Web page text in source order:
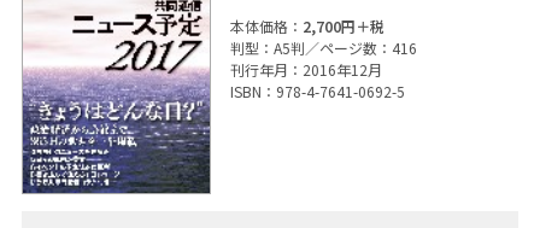
本体価格： 2,700円＋税
判型：A5判／ページ数：416
刊行年月：2016年12月
ISBN：978-4-7641-0692-5